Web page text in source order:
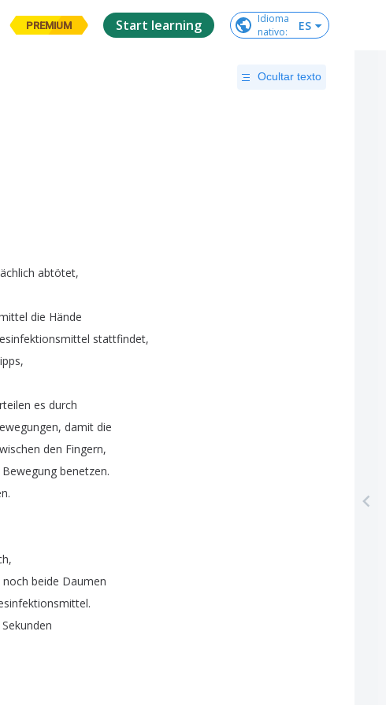
PREMIUM Start learning
Idioma
nativo: ES
Ocultar texto
abtötet,
die Hände
stattfindet,
,
es durch
, damit die
den Fingern,
Bewegung benetzen.
.
,
noch beide Daumen
.
Sekunden